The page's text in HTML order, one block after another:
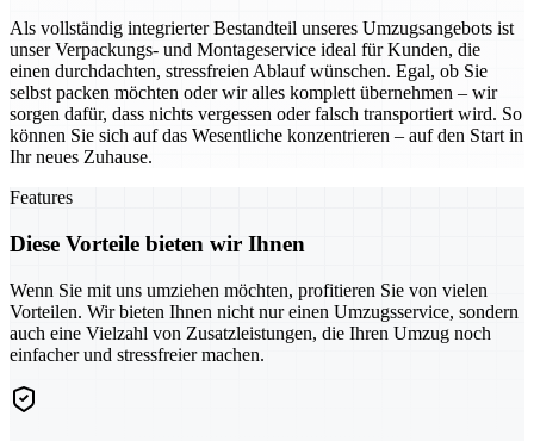
Als vollständig integrierter Bestandteil unseres Umzugsangebots ist
unser Verpackungs- und Montageservice ideal für Kunden, die
einen durchdachten, stressfreien Ablauf wünschen. Egal, ob Sie
selbst packen möchten oder wir alles komplett übernehmen – wir
sorgen dafür, dass nichts vergessen oder falsch transportiert wird. So
können Sie sich auf das Wesentliche konzentrieren – auf den Start in
Ihr neues Zuhause.
Features
Diese Vorteile bieten wir Ihnen
Wenn Sie mit uns umziehen möchten, profitieren Sie von vielen
Vorteilen. Wir bieten Ihnen nicht nur einen Umzugsservice, sondern
auch eine Vielzahl von Zusatzleistungen, die Ihren Umzug noch
einfacher und stressfreier machen.